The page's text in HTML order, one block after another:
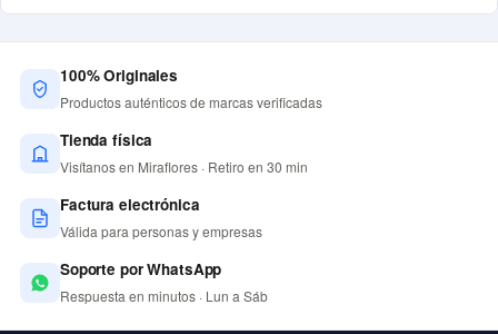
100% Originales
Productos auténticos de marcas verificadas
Tienda física
Visítanos en Miraflores · Retiro en 30 min
Factura electrónica
Válida para personas y empresas
Soporte por WhatsApp
Respuesta en minutos · Lun a Sáb